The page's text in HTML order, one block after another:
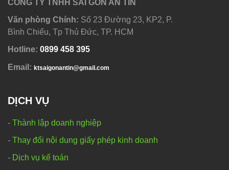
CÔNG TY TNHH SÀI GÒN AN TÍN
Văn phòng Chính: Số 23 Đường 23, KP2, P.
Bình Chiểu, Tp Thủ Đức, TP. HCM
Hotline: 0899 458 395
Email: ktsaigonantin@gmail.com
DỊCH VỤ
- Thành lập doanh nghiệp
- Thay đổi nội dung giấy phép kinh doanh
- Dịch vụ kế toán